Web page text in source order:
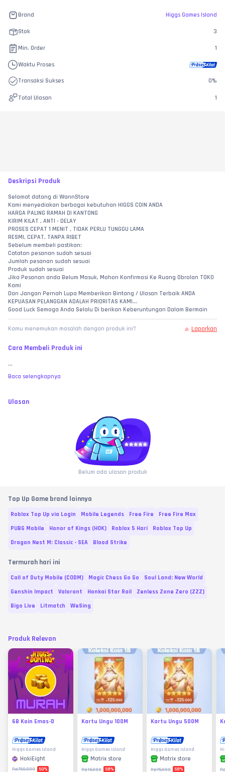
Brand Higgs Games Island
Stok 3
Min. Order 1
Waktu Proses
Transaksi Sukses 0%
Total Ulasan 1
Deskripsi Produk
Selamat datang di WannStore
Kami menyediakan berbagai kebutuhan HIGGS COIN ANDA
HARGA PALING RAMAH DI KANTONG
KIRIM KILAT , ANTI - DELAY
PROSES CEPAT 1 MENIT , TIDAK PERLU TUNGGU LAMA
RESMI, CEPAT, TANPA RIBET
Sebelum membeli pastikan:
Catatan pesanan sudah sesuai
Jumlah pesanan sudah sesuai
Produk sudah sesuai
Jika Pesanan anda Belum Masuk, Mohon Konfirmasi Ke Ruang Obrolan TOKO
Kami
Dan Jangan Pernah Lupa Memberikan Bintang / Ulasan Terbaik ANDA
KEPUASAN PELANGGAN ADALAH PRIORITAS KAMI...
Good Luck Semoga Anda Selalu Di berikan Keberuntungan Dalam Bermain
Kamu menemukan masalah dengan produk ini? Laporkan
Cara Membeli Produk ini
...
Baca selengkapnya
Ulasan
Belum ada ulasan produk
Top Up Game brand lainnya
Roblox Top Up via Login Mobile Legends Free Fire
Free Fire Max
PUBG Mobile
Honor of Kings (HOK) Roblox 5 Hari
Roblox Top Up
Dragon Nest M: Classic - SEA
Blood Strike
Termurah hari ini
Call of Duty Mobile (CODM) Magic Chess Go Go
Soul Land: New World
Genshin Impact
Valorant Honkai Star Rail
Zenless Zone Zero (ZZZ)
Bigo Live
Litmatch WeSing
Produk Relevan
6B Koin Emas-D
Higgs Games Island
HokiEight
Rp750.000 50%
Kartu Ungu 100M
Higgs Games Island
Matrix store
Rp15.000 58%
Kartu Ungu 500M
Higgs Games Island
Matrix store
Rp75.000 58%